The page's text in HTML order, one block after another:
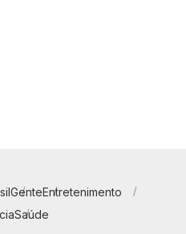
GenteEntretenimento
Saúde